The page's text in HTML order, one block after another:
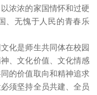
浓浓的家国情怀和过硬
、无愧于人民的青春乐
化是师生共同体在校园
、文化价值、文化情感
的价值取向和精神追求
须坚持全员共建、全员